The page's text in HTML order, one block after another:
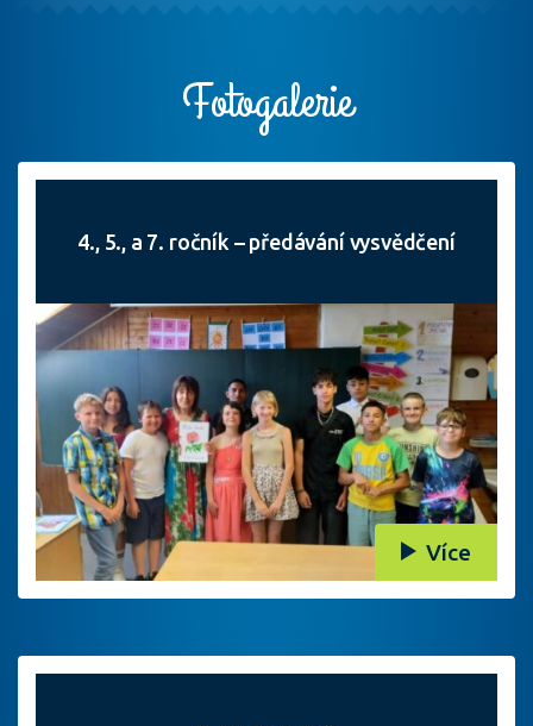
Fotogalerie
4., 5., a 7. ročník – předávání vysvědčení
Více